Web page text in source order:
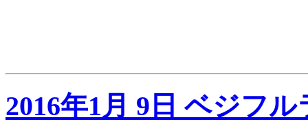
2016年1月 9日 ベジフ